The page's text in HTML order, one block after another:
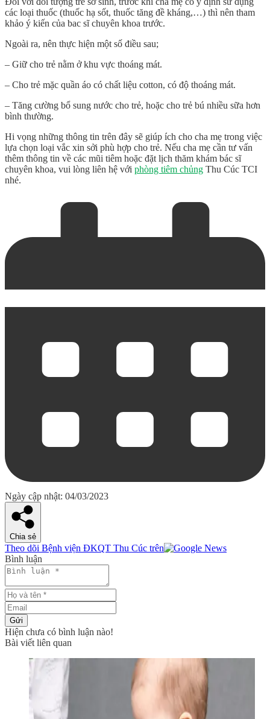
các loại thuốc (thuốc hạ sốt, thuốc tăng đề kháng,…) thì nên tham
khảo ý kiến của bac sĩ chuyên khoa trước.
Ngoài ra, nên thực hiện một số điều sau;
– Giữ cho trẻ nằm ở khu vực thoáng mát.
– Cho trẻ mặc quần áo có chất liệu cotton, có độ thoáng mát.
– Tăng cường bổ sung nước cho trẻ, hoặc cho trẻ bú nhiều sữa hơn
bình thường.
Hi vọng những thông tin trên đây sẽ giúp ích cho cha mẹ trong việc
lựa chọn loại vắc xin sởi phù hợp cho trẻ. Nếu cha mẹ cần tư vấn
thêm thông tin về các mũi tiêm hoặc đặt lịch thăm khám bác sĩ
chuyên khoa, vui lòng liên hệ với phòng tiêm chủng Thu Cúc TCI
nhé.
Ngày cập nhật: 04/03/2023
Chia sẻ
Theo dõi Bệnh viện ĐKQT Thu Cúc trên
Bình luận
Gửi
Hiện chưa có bình luận nào!
Bài viết liên quan